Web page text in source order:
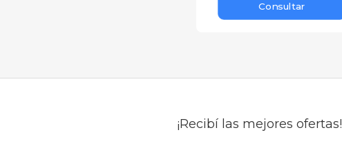
Consultar
¡Recibí las mejores ofertas!